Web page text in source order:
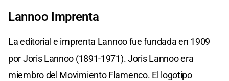
Lannoo Imprenta
La editorial e imprenta Lannoo fue fundada en 1909
por Joris Lannoo (1891-1971). Joris Lannoo era
miembro del Movimiento Flamenco. El logotipo